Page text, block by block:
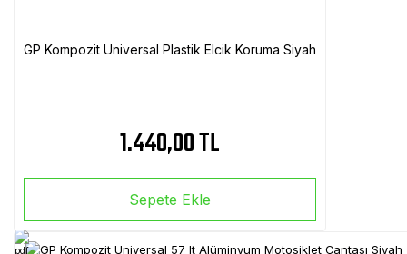
GP Kompozit Universal Plastik Elcik Koruma Siyah
1.440,00 TL
Sepete Ekle